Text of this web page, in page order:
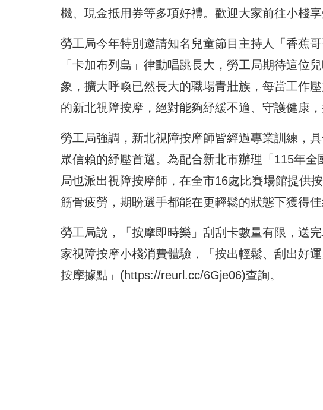
機、現金抵用券等多項好禮。歡迎大家前往小棧
勞工局今年特別邀請知名兒童節目主持人「香蕉
「卡加布列島」律動唱跳長大，勞工局期待這位
象，擴大呼喚已然長大的職場青壯族，每當工作
的新北視障按摩，絕對能夠紓緩不適、守護健康
勞工局強調，新北視障按摩師皆經過專業訓練，
眾信賴的紓壓首選。為配合新北市辦理「115年
局也派出視障按摩師，在全市16處比賽場館提供
筋骨疲勞，期盼選手都能在更輕鬆的狀態下獲得佳
勞工局說，「按摩即時樂」刮刮卡數量有限，送
家視障按摩小棧消費體驗，「按出輕鬆、刮出好
按摩據點」(https://reurl.cc/6Gje06)查詢。